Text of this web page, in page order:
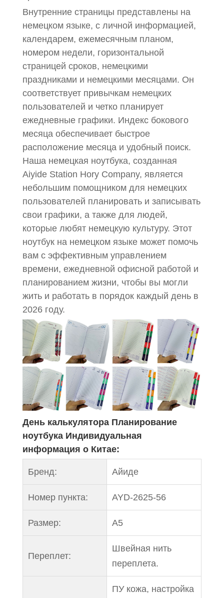
Внутренние страницы представлены на
немецком языке, с личной информацией,
календарем, ежемесячным планом,
номером недели, горизонтальной
страницей сроков, немецкими
праздниками и немецкими месяцами. Он
соответствует привычкам немецких
пользователей и четко планирует
ежедневные графики. Индекс бокового
месяца обеспечивает быстрое
расположение месяца и удобный поиск.
Наша немецкая ноутбука, созданная
Aiyide Station Hory Company, является
небольшим помощником для немецких
пользователей планировать и записывать
свои графики, а также для людей,
которые любят немецкую культуру. Этот
ноутбук на немецком языке может помочь
вам с эффективным управлением
времени, ежедневной офисной работой и
планированием жизни, чтобы вы могли
жить и работать в порядок каждый день в
2026 году.
День калькулятора Планирование
ноутбука Индивидуальная
информация о Китае:
Бренд: Айиде
Номер пункта: AYD-2625-56
Размер: A5
Переплет:
Швейная нить
переплета.
ПУ кожа, настройка